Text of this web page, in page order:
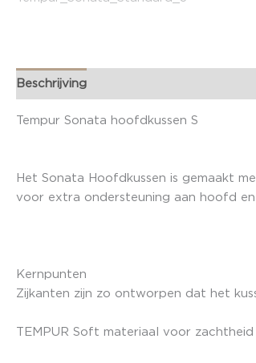
Beschrijving
Tempur Sonata hoofdkussen S
Het Sonata Hoofdkussen is gemaakt
voor extra ondersteuning aan hoofd en
Kernpunten
Zijkanten zijn zo ontworpen dat het
TEMPUR Soft materiaal voor